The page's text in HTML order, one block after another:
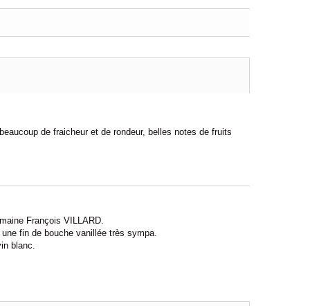
de fraicheur et de rondeur, belles notes de fruits
François VILLARD.
fin de bouche vanillée très sympa.
blanc.